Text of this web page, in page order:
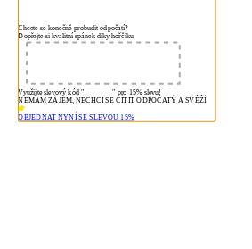
Chcete se konečně probudit odpočatí?
Dopřejte si kvalitní spánek díky hořčíku
Využijte slevový kód " spanek15" pro 15% slevu!
NEMÁM ZÁJEM, NECHCI SE CÍTIT ODPOČATÝ A SVĚŽÍ
OBJEDNAT NYNÍ SE SLEVOU 15%